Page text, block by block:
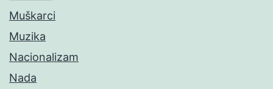
Muškarci
Muzika
Nacionalizam
Nada